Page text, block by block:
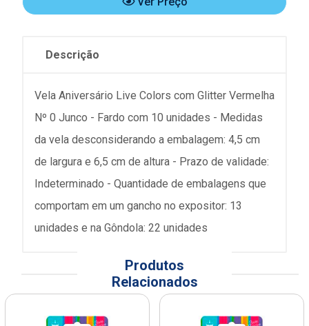
Descrição
Vela Aniversário Live Colors com Glitter Vermelha
Nº 0 Junco - Fardo com 10 unidades - Medidas
da vela desconsiderando a embalagem: 4,5 cm
de largura e 6,5 cm de altura - Prazo de validade:
Indeterminado - Quantidade de embalagens que
comportam em um gancho no expositor: 13
unidades e na Gôndola: 22 unidades
Produtos
Relacionados